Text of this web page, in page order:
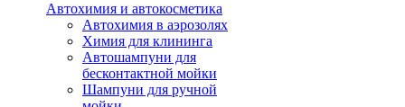
Автохимия и автокосметика
Автохимия в аэрозолях
Химия для клининга
Автошампуни для
бесконтактной мойки
Шампуни для ручной